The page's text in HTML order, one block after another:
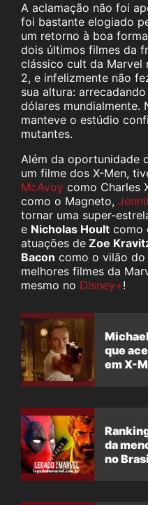
A aclamação não foi
foi bastante elogiado
um retorno à boa
dois últimos filmes da
clássico cult da Marvel
2, e infelizmente não
sua altura:
dólares mundialmente.
manteve o estúdio
mutantes.
Além da oportunidade
um filme dos X-Men,
McAvoy como Charles
como o Magneto,
tornar uma super-
e Nicholas Hoult como
atuações de Zoe
Bacon como o vilão do
melhores filmes da
mesmo no Disney+!
que
em X-
da
no